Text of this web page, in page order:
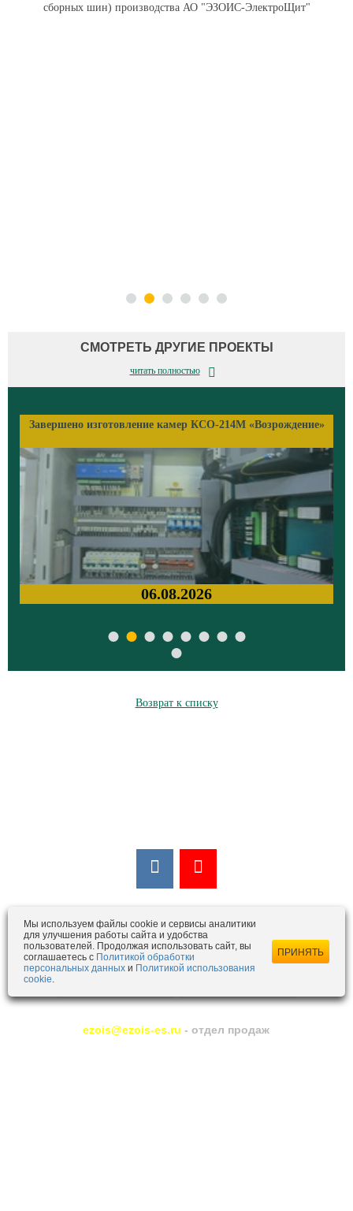
сборных шин) производства АО "ЭЗОИС-ЭлектроЩит"
СМОТРЕТЬ ДРУГИЕ ПРОЕКТЫ
читать полностью
Завершено изготовление камер КСО-214М «Возрождение»
06.08.2026
Возврат к списку
ezois@ezois-es.ru - отдел продаж
Мы используем файлы cookie и сервисы аналитики
для улучшения работы сайта и удобства
пользователей. Продолжая использовать сайт, вы
соглашаетесь с Политикой обработки
персональных данных и Политикой использования
cookie.
ПРИНЯТЬ